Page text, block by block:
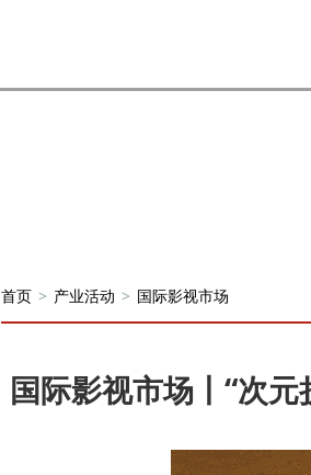
首页 > 产业活动 > 国际影视市场
国际影视市场丨“次